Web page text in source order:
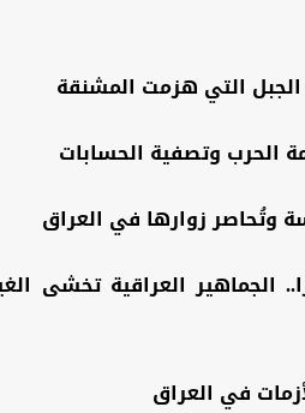
التي هزمت المشنقة
الحرب وتصفية الحسابات
وتُحاصر زوارها في العراق
الجماهير العراقية تخشى
في العراق